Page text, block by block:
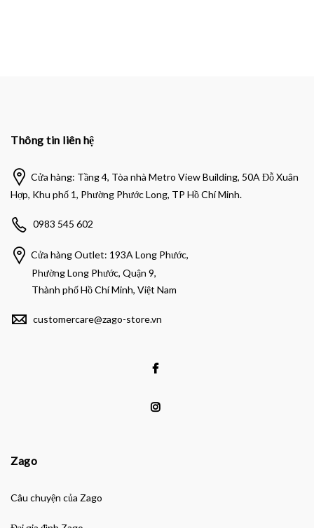
Thông tin liên hệ
Cửa hàng: Tầng 4, Tòa nhà Metro View Building, 50A Đỗ Xuân
Hợp, Khu phố 1, Phường Phước Long, TP Hồ Chí Minh.
0983 545 602
Cửa hàng Outlet: 193A Long Phước,
Phường Long Phước, Quận 9,
Thành phố Hồ Chí Minh, Việt Nam
customercare@zago-store.vn
Zago
Câu chuyện của Zago